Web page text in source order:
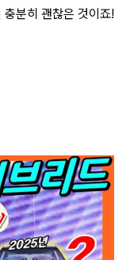
분히 괜찮은 것이죠!